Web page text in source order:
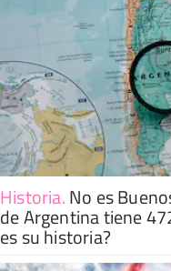
Historia.No es
de Argentina tiene
es su historia?